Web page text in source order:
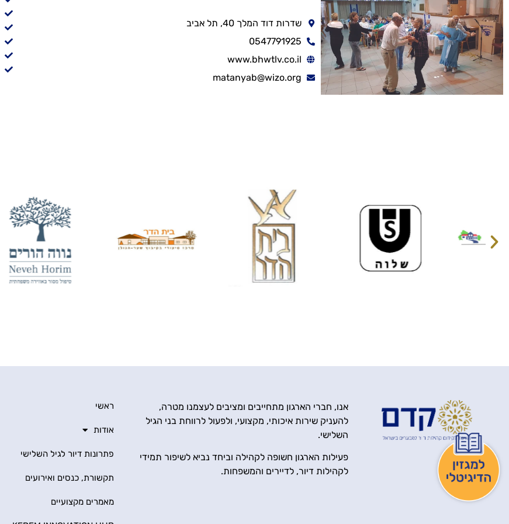
שדרות דוד המלך 40, תל אביב
0547791925
www.bhwtlv.co.il
matanyab@wizo.org
אנו, חברי הארגון מתחייבים ומציבים לעצמנו מטרה,
להעניק שירות איכותי, מקצועי, ולפעול לרווחת בני הגיל
השלישי.
פעילות הארגון חשופה לקהילה וביחד נביא לשיפור תמידי
לקהילות דיור, לדיירים והמשפחות.
ראשי
אודות
פתרונות דיור לגיל השלישי
תקשורת, כנסים ואירועים
מאמרים מקצועיים